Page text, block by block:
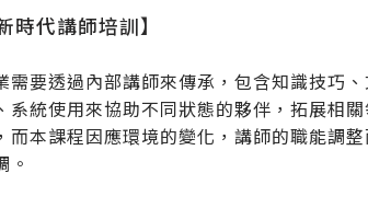
時代講師培訓】
需要透過內部講師來傳承，包含知識技巧
系統使用來協助不同狀態的夥伴，拓展相
而本課程因應環境的變化，講師的職能調
。